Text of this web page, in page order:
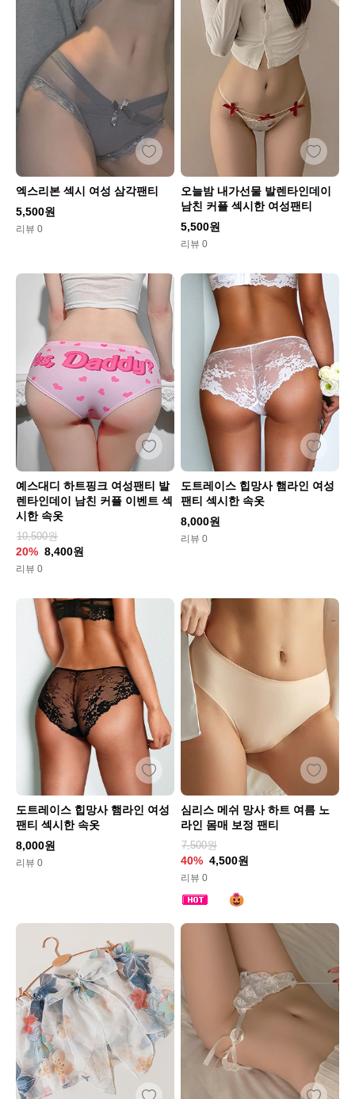
엑스리본 섹시 여성 삼각팬티
5,500원
리뷰 0
오늘밤 내가선물 발렌타인데이
남친 커플 섹시한 여성팬티
5,500원
리뷰 0
예스대디 하트핑크 여성팬티 발
렌타인데이 남친 커플 이벤트 섹
시한 속옷
10,500원
20% 8,400원
리뷰 0
도트레이스 힙망사 햄라인 여성
팬티 섹시한 속옷
8,000원
리뷰 0
도트레이스 힙망사 햄라인 여성
팬티 섹시한 속옷
8,000원
리뷰 0
심리스 메쉬 망사 하트 여름 노
라인 몸매 보정 팬티
7,500원
40% 4,500원
리뷰 0